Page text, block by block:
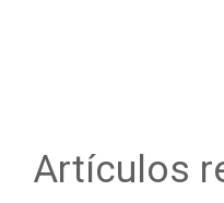
Artículos